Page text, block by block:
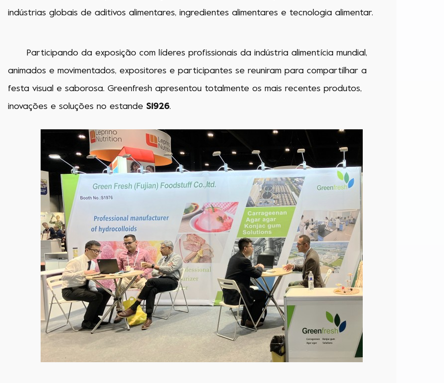
indústrias globais de aditivos alimentares, ingredientes alimentares e tecnologia alimentar.
Participando da exposição com líderes profissionais da indústria alimentícia mundial,
animados e movimentados, expositores e participantes se reuniram para compartilhar a
festa visual e saborosa. Greenfresh apresentou totalmente os mais recentes produtos,
inovações e soluções no estande S1926.